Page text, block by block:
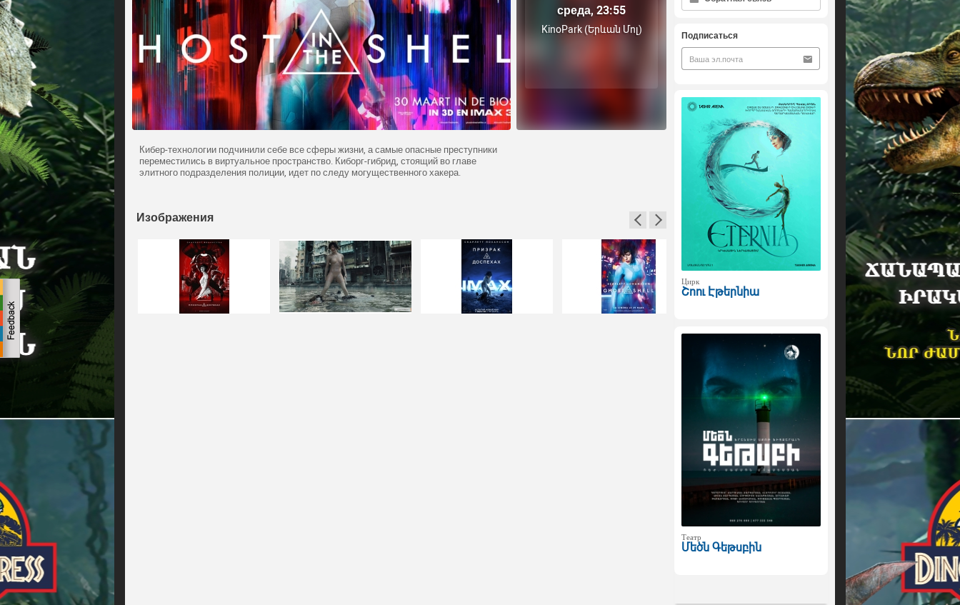
среда, 23:55
KinoPark (Երևան Մոլ)
Кибер-технологии подчинили себе все сферы жизни, а самые опасные преступники
переместились в виртуальное пространство. Киборг-гибрид, стоящий во главе
элитного подразделения полиции, идет по следу могущественного хакера.
Изображения
Подписаться
Цирк
Շոու Էթերնիա
Театр
Մեծն Գեթսբին